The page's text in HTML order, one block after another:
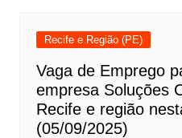
Recife e Região (PE)
Vaga de Emprego
empresa Soluções
Recife e região
(05/09/2025)